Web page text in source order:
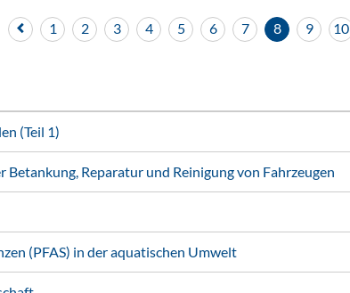
1 2 3 4 5 6 7 8 9 10
(Teil 1)
Reparatur und Reinigung von Fahrzeugen
(PFAS) in der aquatischen Umwelt